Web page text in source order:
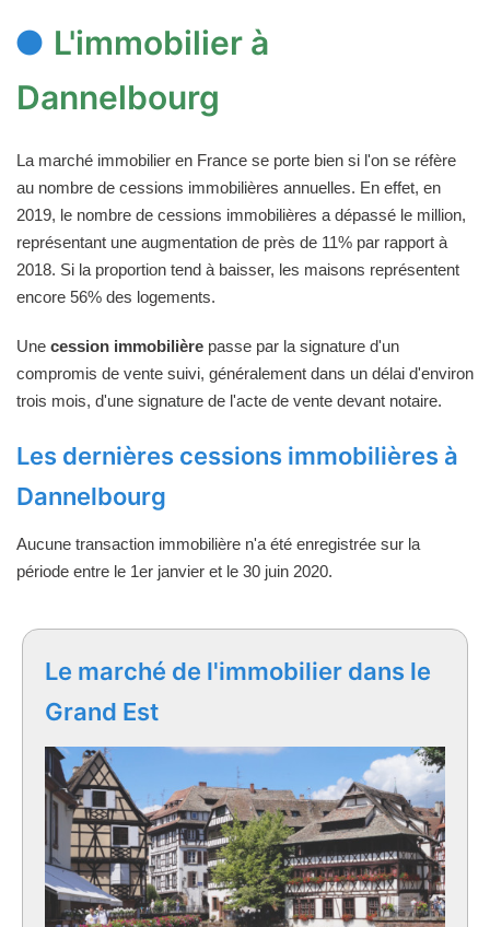
L'immobilier à
Dannelbourg
La marché immobilier en France se porte bien si l'on se réfère
au nombre de cessions immobilières annuelles. En effet, en
2019, le nombre de cessions immobilières a dépassé le million,
représentant une augmentation de près de 11% par rapport à
2018. Si la proportion tend à baisser, les maisons représentent
encore 56% des logements.
Une cession immobilière passe par la signature d'un
compromis de vente suivi, généralement dans un délai d'environ
trois mois, d'une signature de l'acte de vente devant notaire.
Les dernières cessions immobilières à
Dannelbourg
Aucune transaction immobilière n'a été enregistrée sur la
période entre le 1er janvier et le 30 juin 2020.
Le marché de l'immobilier dans le
Grand Est